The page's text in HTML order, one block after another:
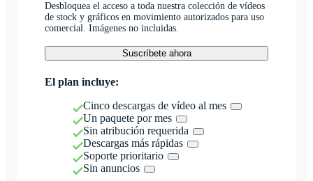
Desbloquea el acceso a toda nuestra colección de vídeos
de stock y gráficos en movimiento autorizados para uso
comercial. Imágenes no incluidas.
Suscríbete ahora
El plan incluye:
Cinco descargas de vídeo al mes
Un paquete por mes
Sin atribución requerida
Descargas más rápidas
Soporte prioritario
Sin anuncios